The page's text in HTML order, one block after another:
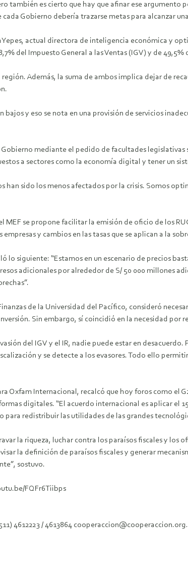
también es cierto que hay que afinar ese argumento
Gobierno debería trazarse metas para alcanzar
actual directora de inteligencia económica y
del Impuesto General a las Ventas (IGV) y de 49,5%
Además, la suma de ambos implica dejar de
bajos y eso se nota en una provisión de servicios
mediante el pedido de facultades
a sectores como la economía digital y tener un
han sido los menos afectados por la crisis. Somos
se propone facilitar la emisión de oficio de los
y cambios en las tasas que se aplican a la
lo siguiente: “Estamos en un escenario de precios
adicionales por alrededor de S/ 50 000 millones
de la Universidad del Pacífico, consideró
Sin embargo, sí coincidió en la necesidad por
del IGV y el IR, nadie puede estar en
y se detecte a los evasores. Todo ello
Oxfam Internacional, recalcó que hoy foros como el
digitales. “El acuerdo internacional es aplicar el
redistribuir las utilidades de las grandes
la riqueza, luchar contra los paraísos fiscales y los
la definición de paraísos fiscales y generar
sostuvo.
FQFr6Tiibps
4612223 / 4613864